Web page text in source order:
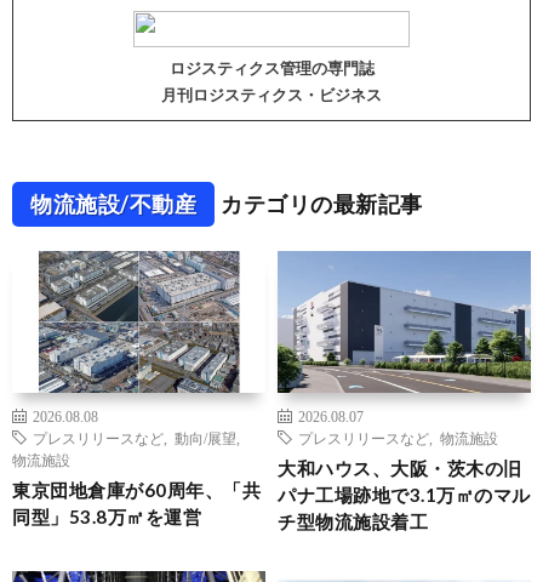
ロジスティクス管理の専門誌
月刊ロジスティクス・ビジネス
物流施設/不動産 カテゴリの最新記事
2026.08.08
プレスリリースなど
動向/展望
物流施設
東京団地倉庫が60周年、「共
同型」53.8万㎡を運営
2026.08.07
プレスリリースなど
物流施設
大和ハウス、大阪・茨木の旧
パナ工場跡地で3.1万㎡のマル
チ型物流施設着工